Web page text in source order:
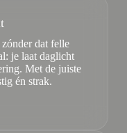
dat felle
je laat daglicht
Met de juiste
én strak.